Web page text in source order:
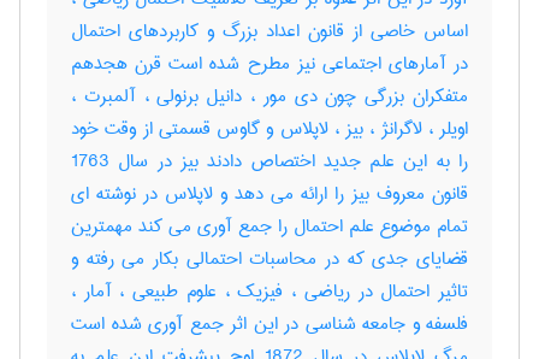
اساس خاصی از قانون اعداد بزرگ و کاربردهای احتمال
در آمارهای اجتماعی نیز مطرح شده است قرن هجدهم
متفکران بزرگی چون دی مور ، دانیل برنولی ، آلمبرت ،
اویلر ، لاگرانژ ، بیز ، لاپلاس و گاوس قسمتی از وقت خود
را به این علم جدید اختصاص دادند بیز در سال 1763
قانون معروف بیز را ارائه می دهد و لاپلاس در نوشته ای
تمام موضوع علم احتمال را جمع آوری می کند مهمترین
قضایای جدی که در محاسبات احتمالی بکار می رفته و
تاثیر احتمال در ریاضی ، فیزیک ، علوم طبیعی ، آمار ،
فلسفه و جامعه شناسی در این اثر جمع آوری شده است